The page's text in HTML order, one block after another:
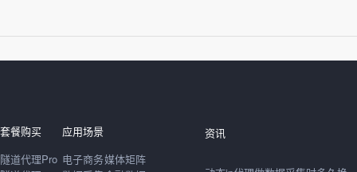
套餐购买
隧道代理Pro
应用场景
电子商务媒体矩阵
资讯
发布于： 2026年08月09日